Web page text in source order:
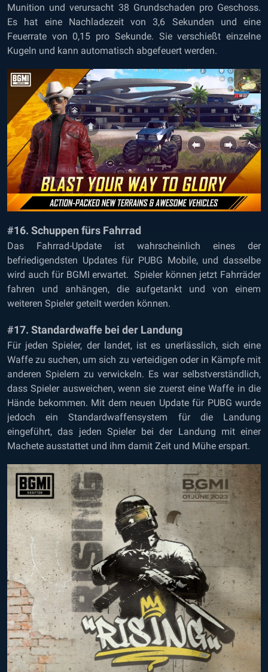
Munition und verursacht 38 Grundschaden pro Geschoss.
Es hat eine Nachladezeit von 3,6 Sekunden und eine
Feuerrate von 0,15 pro Sekunde. Sie verschießt einzelne
Kugeln und kann automatisch abgefeuert werden.
#16. Schuppen fürs Fahrrad
Das Fahrrad-Update ist wahrscheinlich eines der
befriedigendsten Updates für PUBG Mobile, und dasselbe
wird auch für BGMI erwartet. Spieler können jetzt Fahrräder
fahren und anhängen, die aufgetankt und von einem
weiteren Spieler geteilt werden können.
#17. Standardwaffe bei der Landung
Für jeden Spieler, der landet, ist es unerlässlich, sich eine
Waffe zu suchen, um sich zu verteidigen oder in Kämpfe mit
anderen Spielern zu verwickeln. Es war selbstverständlich,
dass Spieler ausweichen, wenn sie zuerst eine Waffe in die
Hände bekommen. Mit dem neuen Update für PUBG wurde
jedoch ein Standardwaffensystem für die Landung
eingeführt, das jeden Spieler bei der Landung mit einer
Machete ausstattet und ihm damit Zeit und Mühe erspart.